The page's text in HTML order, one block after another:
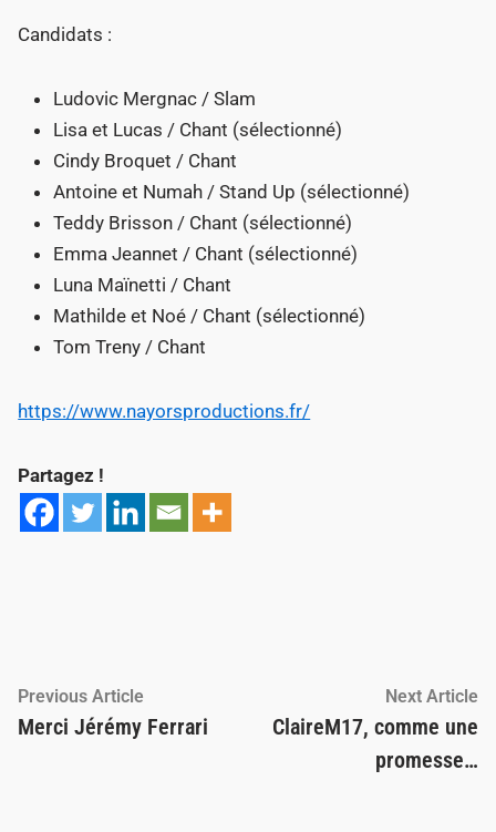
Candidats :
Ludovic Mergnac / Slam
Lisa et Lucas / Chant (sélectionné)
Cindy Broquet / Chant
Antoine et Numah / Stand Up (sélectionné)
Teddy Brisson / Chant (sélectionné)
Emma Jeannet / Chant (sélectionné)
Luna Maïnetti / Chant
Mathilde et Noé / Chant (sélectionné)
Tom Treny / Chant
https://www.nayorsproductions.fr/
Partagez !
Navigation
de
Previous Article
article:
Merci Jérémy Ferrari
Next Article
ClaireM17, comme une
promesse…